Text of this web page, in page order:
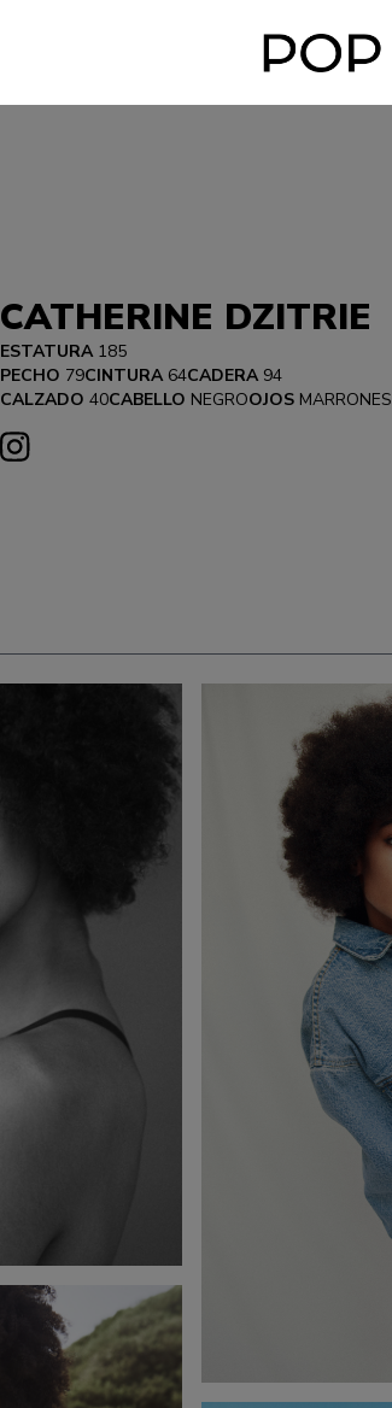
CATHERINE DZITRIE
ESTATURA185
PECHO 79CINTURA64CADERA94
CALZADO 40CABELLO NEGROOJOS MARRONES